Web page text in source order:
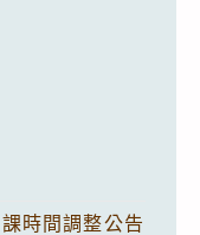
時間調整公告